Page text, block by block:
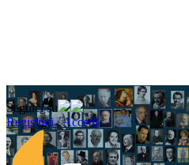
Seguici su
Registrati / Accedi